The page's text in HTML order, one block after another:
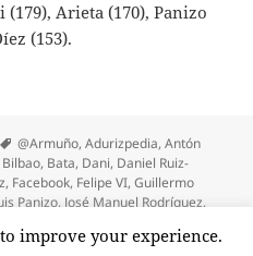
Arieta (170), Panizo
(153).
Etiquetas
@Armuño,Adurizpedia,Antón
, Bata, Dani, Daniel Ruiz-
, Facebook, Felipe VI,Guillermo
Panizo, José Manuel Rodríguez,
improve your experience.